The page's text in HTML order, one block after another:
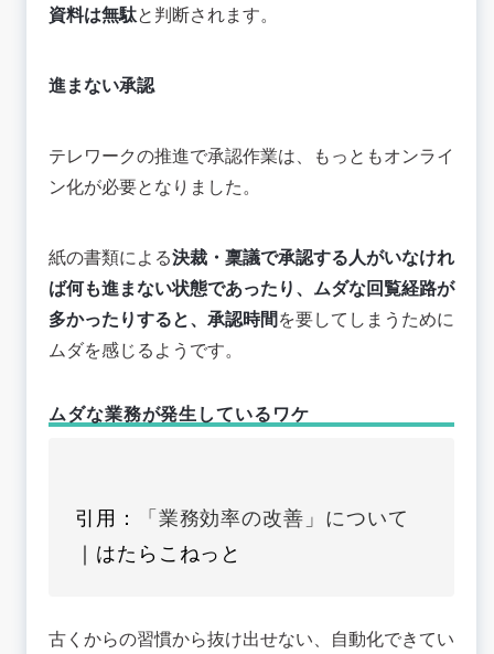
資料は無駄と判断されます。
進まない承認
テレワークの推進で承認作業は、もっともオンライ
ン化が必要となりました。
紙の書類による決裁・稟議で承認する人がいなけれ
ば何も進まない状態であったり、ムダな回覧経路が
多かったりすると、承認時間 を要してしまうために
ムダを感じるようです。
ムダな業務が発生しているワケ
引用：
「業務効率の改善」について
｜はたらこねっと
古くからの習慣から抜け出せない、自動化できてい